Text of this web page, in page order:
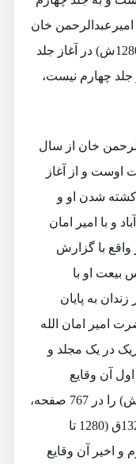
امیرعبدالرحمن خان
از سال 1314ق تا 1319ق (1275ش تا 1280ش) در آغاز جلد
چهارم نیست،
خان از سال
حکومت اوست و از آغاز
کشته شدن او و
و با امیر امان
واقع با گزارش
او با
به پایان
امیر امان الله
در یک مجلد و
اول آن وقایع
سالهای 1315 تا 1318ق (1276 تا 1279ش) را در 767 صفحه،
بخش دوم آن وقایع سالهای 1319 تا 1322ق (1280 تا
سوم و اخیر آن وقایع